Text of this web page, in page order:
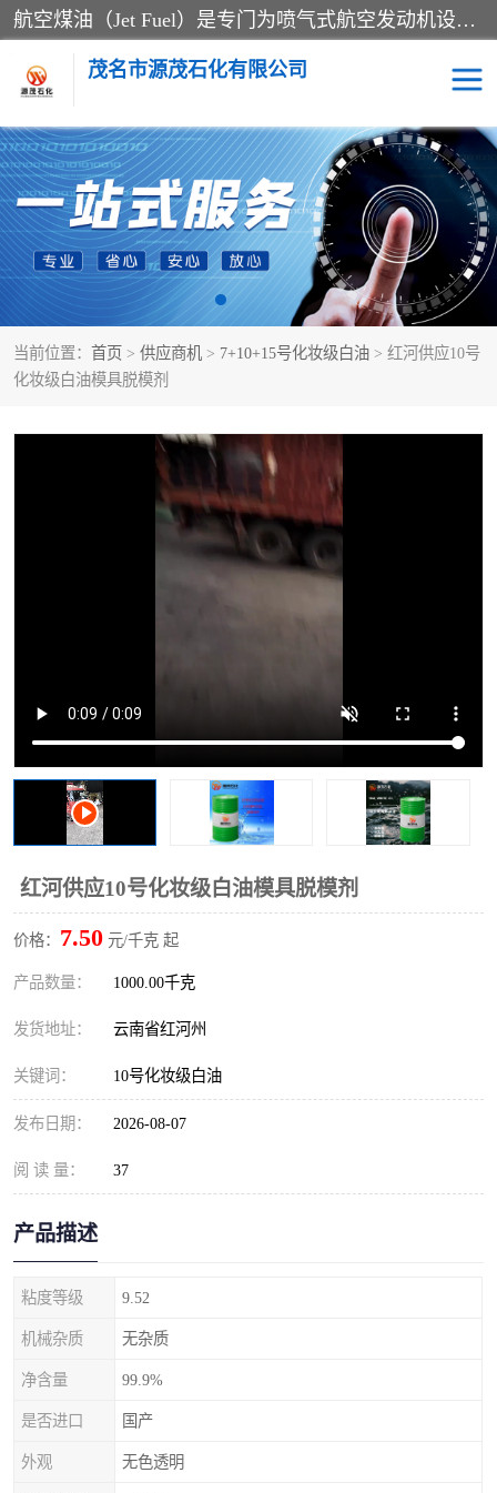
航空煤油（Jet Fuel）是专门为喷气式航空发动机设计的高纯度燃料，主要分为Jet A、Jet A-1和Jet B等类型。其特点是闪点高、低温流动性好，并添加了抗静电剂和抗氧化剂以确保飞行安全。航空煤油需
茂名市源茂石化有限公司
当前位置： 首页 > 供应商机 > 7+10+15号化妆级白油 > 红河供应10号
化妆级白油模具脱模剂
红河供应10号化妆级白油模具脱模剂
价格： 7.50 元/千克 起
产品数量： 1000.00千克
发货地址： 云南省红河州
关键词： 10号化妆级白油
发布日期： 2026-08-07
阅 读 量： 37
产品描述
粘度等级 9.52
机械杂质 无杂质
净含量 99.9%
是否进口 国产
外观 无色透明
RP3航空煤油 D20+D30溶剂油
D40+D60溶剂油 D80+D100溶剂油
6号+120号溶剂油 260号溶剂油
异构烷烃 天然乳胶
26+32号化妆级白油 46+68号化妆级白油